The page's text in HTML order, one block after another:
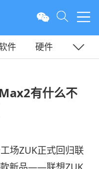
件
硬件
有什么不
场ZUK正式回归联